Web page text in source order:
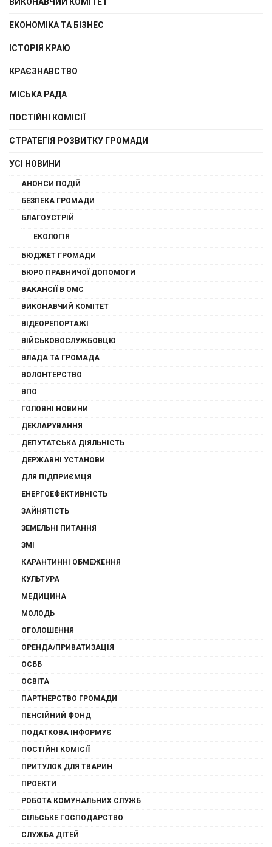
ВИКОНАВЧИЙ КОМІТЕТ
ЕКОНОМІКА ТА БІЗНЕС
ІСТОРІЯ КРАЮ
КРАЄЗНАВСТВО
МІСЬКА РАДА
ПОСТІЙНІ КОМІСІЇ
СТРАТЕГІЯ РОЗВИТКУ ГРОМАДИ
УСІ НОВИНИ
АНОНСИ ПОДІЙ
БЕЗПЕКА ГРОМАДИ
БЛАГОУСТРІЙ
ЕКОЛОГІЯ
БЮДЖЕТ ГРОМАДИ
БЮРО ПРАВНИЧОЇ ДОПОМОГИ
ВАКАНСІЇ В ОМС
ВИКОНАВЧИЙ КОМІТЕТ
ВІДЕОРЕПОРТАЖІ
ВІЙСЬКОВОСЛУЖБОВЦЮ
ВЛАДА ТА ГРОМАДА
ВОЛОНТЕРСТВО
ВПО
ГОЛОВНІ НОВИНИ
ДЕКЛАРУВАННЯ
ДЕПУТАТСЬКА ДІЯЛЬНІСТЬ
ДЕРЖАВНІ УСТАНОВИ
ДЛЯ ПІДПРИЄМЦЯ
ЕНЕРГОЕФЕКТИВНІСТЬ
ЗАЙНЯТІСТЬ
ЗЕМЕЛЬНІ ПИТАННЯ
ЗМІ
КАРАНТИННІ ОБМЕЖЕННЯ
КУЛЬТУРА
МЕДИЦИНА
МОЛОДЬ
ОГОЛОШЕННЯ
ОРЕНДА/ПРИВАТИЗАЦІЯ
ОСББ
ОСВІТА
ПАРТНЕРСТВО ГРОМАДИ
ПЕНСІЙНИЙ ФОНД
ПОДАТКОВА ІНФОРМУЄ
ПОСТІЙНІ КОМІСІЇ
ПРИТУЛОК ДЛЯ ТВАРИН
ПРОЕКТИ
РОБОТА КОМУНАЛЬНИХ СЛУЖБ
СІЛЬСЬКЕ ГОСПОДАРСТВО
СЛУЖБА ДІТЕЙ